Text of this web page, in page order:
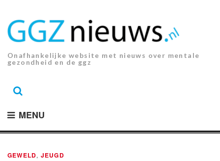
inhoud.
Onafhankelijke website met nieuws over mentale
gezondheid en de ggz
MENU
GEWELD, JEUGD